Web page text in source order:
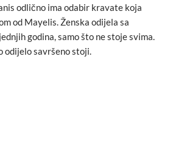
odlično ima odabir kravate koja
od Mayelis. Ženska odijela sa
godina, samo što ne stoje svima.
odijelo savršeno stoji.